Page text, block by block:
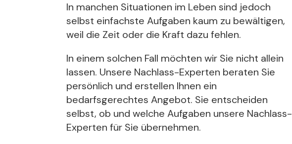
In manchen Situationen im Leben sind jedoch
selbst einfachste Aufgaben kaum zu bewältigen,
weil die Zeit oder die Kraft dazu fehlen.
In einem solchen Fall möchten wir Sie nicht allein
lassen. Unsere Nachlass-Experten beraten Sie
persönlich und erstellen Ihnen ein
bedarfsgerechtes Angebot. Sie entscheiden
selbst, ob und welche Aufgaben unsere Nachlass-
Experten für Sie übernehmen.